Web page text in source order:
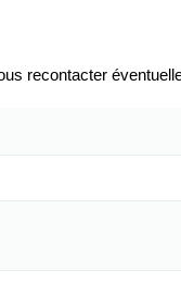
recontacter